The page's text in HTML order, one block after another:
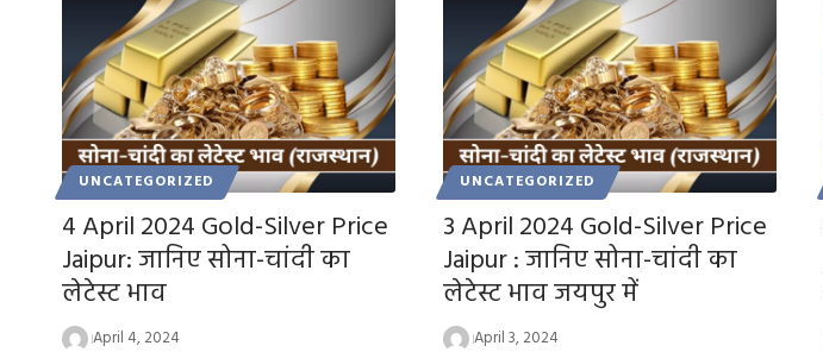
UNCATEGORIZED
4 April 2024 Gold-Silver Price
Jaipur: जानिए सोना-चांदी का
लेटेस्ट भाव
April 4, 2024
UNCATEGORIZED
3 April 2024 Gold-Silver Price
Jaipur : जानिए सोना-चांदी का
लेटेस्ट भाव जयपुर में
April 3, 2024